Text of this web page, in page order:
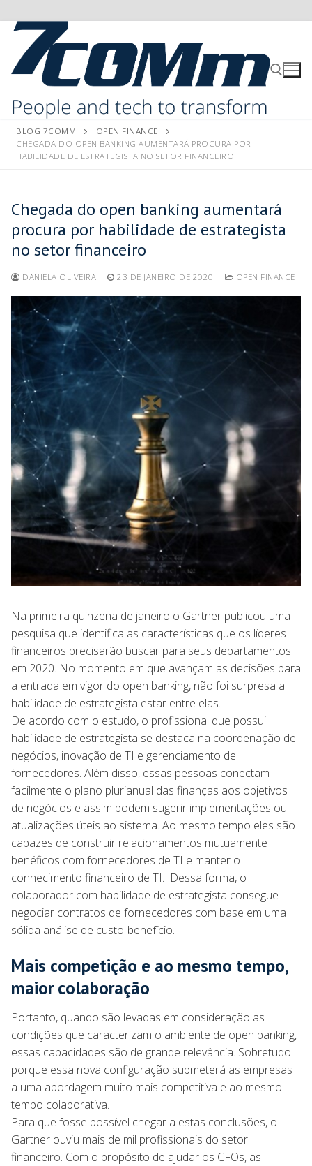
BLOG 7COMM
OPEN FINANCE
CHEGADA DO OPEN BANKING AUMENTARÁ PROCURA POR
HABILIDADE DE ESTRATEGISTA NO SETOR FINANCEIRO
Chegada do open banking aumentará
procura por habilidade de estrategista
no setor financeiro
DANIELA OLIVEIRA 23 DE JANEIRO DE 2020 OPEN FINANCE
Na primeira quinzena de janeiro o Gartner publicou uma
pesquisa que identifica as características que os líderes
financeiros precisarão buscar para seus departamentos
em 2020. No momento em que avançam as decisões para
a entrada em vigor do open banking, não foi surpresa a
habilidade de estrategista estar entre elas.
De acordo com o estudo, o profissional que possui
habilidade de estrategista se destaca na coordenação de
negócios, inovação de TI e gerenciamento de
fornecedores. Além disso, essas pessoas conectam
facilmente o plano plurianual das finanças aos objetivos
de negócios e assim podem sugerir implementações ou
atualizações úteis ao sistema. Ao mesmo tempo eles são
capazes de construir relacionamentos mutuamente
benéficos com fornecedores de TI e manter o
conhecimento financeiro de TI. Dessa forma, o
colaborador com habilidade de estrategista consegue
negociar contratos de fornecedores com base em uma
sólida análise de custo-benefício.
Mais competição e ao mesmo tempo,
maior colaboração
Portanto, quando são levadas em consideração as
condições que caracterizam o ambiente de open banking,
essas capacidades são de grande relevância. Sobretudo
porque essa nova configuração submeterá as empresas
a uma abordagem muito mais competitiva e ao mesmo
tempo colaborativa.
Para que fosse possível chegar a estas conclusões, o
Gartner ouviu mais de mil profissionais do setor
financeiro. Com o propósito de ajudar os CFOs, as